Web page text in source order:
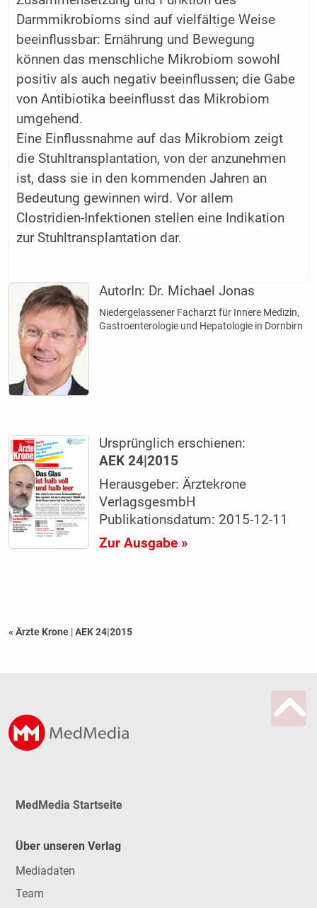
Darmmikrobioms sind auf vielfältige Weise
beeinflussbar: Ernährung und Bewegung
können das menschliche Mikrobiom sowohl
positiv als auch negativ beeinflussen; die Gabe
von Antibiotika beeinflusst das Mikrobiom
umgehend.
Eine Einflussnahme auf das Mikrobiom zeigt
die Stuhltransplantation, von der anzunehmen
ist, dass sie in den kommenden Jahren an
Bedeutung gewinnen wird. Vor allem
Clostridien-Infektionen stellen eine Indikation
zur Stuhltransplantation dar.
AutorIn: Dr. Michael Jonas
Niedergelassener Facharzt für Innere Medizin,
Gastroenterologie und Hepatologie in Dornbirn
Ursprünglich erschienen:
AEK 24|2015
Herausgeber: Ärztekrone
VerlagsgesmbH
Publikationsdatum: 2015-12-11
Zur Ausgabe »
« Ärzte Krone |AEK 24|2015
MedMedia Startseite
Über unseren Verlag
Mediadaten
Team